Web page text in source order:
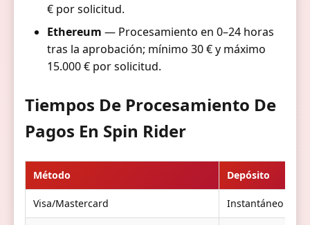
€ por solicitud.
Ethereum — Procesamiento en 0–24 horas
tras la aprobación; mínimo 30 € y máximo
15.000 € por solicitud.
Tiempos De Procesamiento De
Pagos En Spin Rider
Método Depósito
Visa/Mastercard Instantáneo